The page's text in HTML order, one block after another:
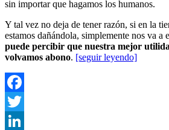
sin importar que hagamos los humanos.
Y tal vez no deja de tener razón, si en la
estamos dañándola, simplemente nos va a
puede percibir que nuestra mejor
volvamos abono. [seguir leyendo]
Facebook
Twitter